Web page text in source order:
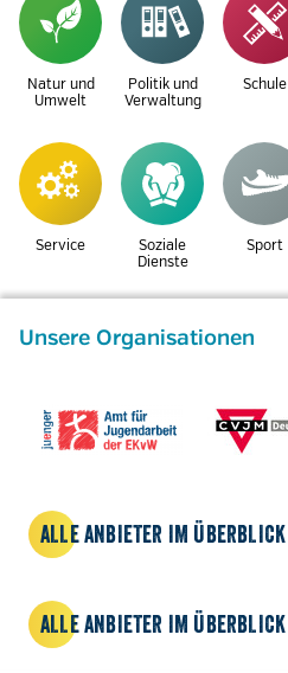
Natur und
Umwelt
Politik und
Verwaltung
Schule
Service
Soziale
Dienste
Sport
Unsere Organisationen
ALLE ANBIETER IM ÜBERBLICK
ALLE ANBIETER IM ÜBERBLICK